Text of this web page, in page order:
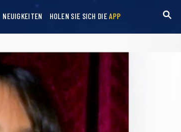
NEUIGKEITEN HOLEN SIE SICH DIEAPP